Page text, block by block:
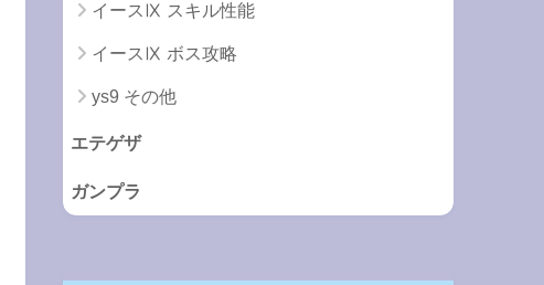
イースⅨ スキル性能
イースⅨ ボス攻略
ys9 その他
エテゲザ
ガンプラ